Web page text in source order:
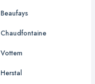
Beaufays
Chaudfontaine
Vottem
Herstal